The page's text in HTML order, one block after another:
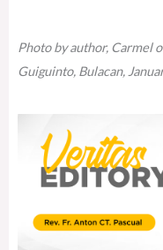
Photo by author, Carmel
Guiguinto, Bulacan,